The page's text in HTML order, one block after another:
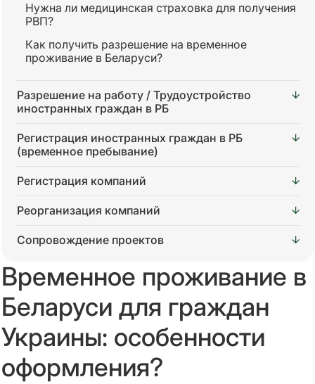
Нужна ли медицинская страховка для получения
РВП?
Как получить разрешение на временное
проживание в Беларуси?
Разрешение на работу / Трудоустройство
иностранных граждан в РБ
Регистрация иностранных граждан в РБ
(временное пребывание)
Регистрация компаний
Реорганизация компаний
Сопровождение проектов
Временное проживание в
Беларуси для граждан
Украины: особенности
оформления?